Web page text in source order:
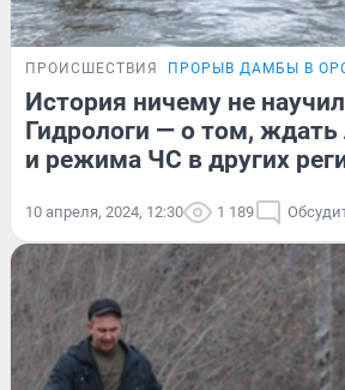
ПРОИСШЕСТВИЯ ПРОРЫВ ДАМБЫ В
История ничему не
Гидрологи — о том, ждать
и режима ЧС в других
10 апреля, 2024, 12:30 1 189